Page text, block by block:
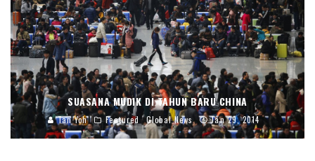
SUASANA MUDIK DI TAHUN BARU CHINA
Tan Yoh Featured Global News Jan 29, 2014